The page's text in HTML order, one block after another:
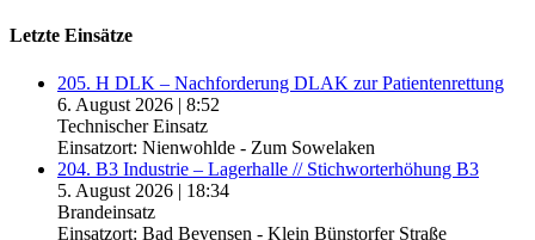
Letzte Einsätze
205. H DLK – Nachforderung DLAK zur Patientenrettung
6. August 2026 | 8:52
Technischer Einsatz
Einsatzort: Nienwohlde - Zum Sowelaken
204. B3 Industrie – Lagerhalle // Stichworterhöhung B3
5. August 2026 | 18:34
Brandeinsatz
Einsatzort: Bad Bevensen - Klein Bünstorfer Straße